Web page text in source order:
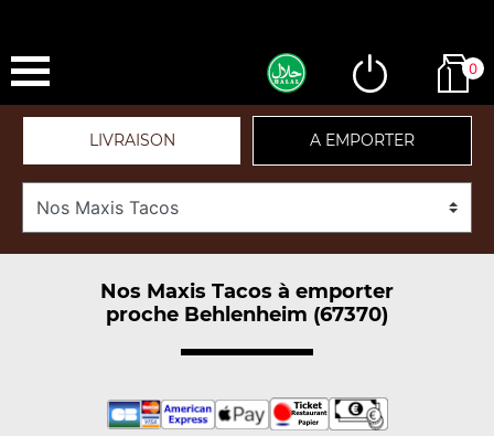
0
LIVRAISON A EMPORTER
Nos Maxis Tacos à emporter
proche Behlenheim (67370)